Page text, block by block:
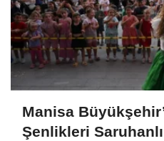
Manisa
Şenlikleri